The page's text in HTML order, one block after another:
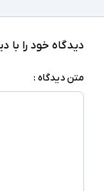
دیدگاه خود را با
متن دیدگاه :